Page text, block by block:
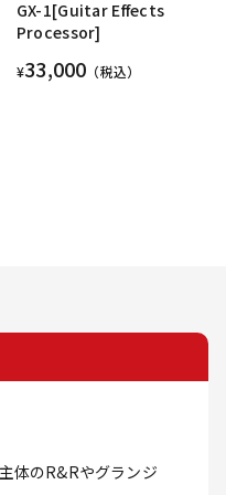
GX-1[Guitar Effects
Processor]
¥33,000 （税込）
体のR&Rやグランジ